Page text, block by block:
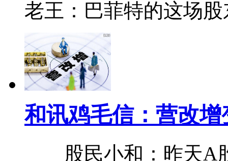
老王：巴菲特的这场
和讯鸡毛信：营改
股民小和：昨天A